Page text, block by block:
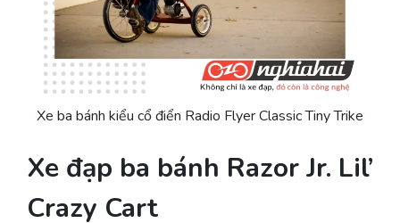
Xe ba bánh kiểu cổ điển Radio Flyer Classic Tiny Trike
Xe đạp ba bánh Razor Jr. Lil’
Crazy Cart